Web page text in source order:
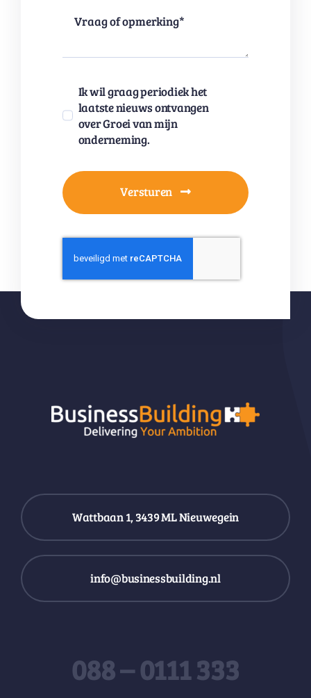
Ik wil graag periodiek het
laatste nieuws ontvangen
over Groei van mijn
onderneming.
Versturen
Wattbaan 1, 3439 ML Nieuwegein
info@businessbuilding.nl
088 – 0111 333